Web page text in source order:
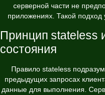
серверной части не
приложениях. Такой подход
Принцип stateless
состояния
Правило stateless
предыдущих запросах
данные для выполнения.